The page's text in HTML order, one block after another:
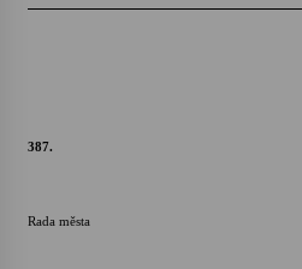
387.
Rada města